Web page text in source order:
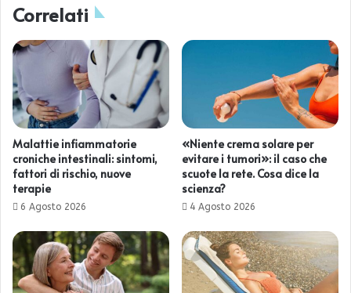
Correlati
Malattie infiammatorie
croniche intestinali: sintomi,
fattori di rischio, nuove
terapie
6 Agosto 2026
«Niente crema solare per
evitare i tumori»: il caso che
scuote la rete. Cosa dice la
scienza?
4 Agosto 2026